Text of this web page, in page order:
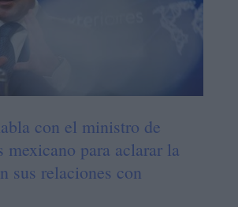
con el ministro de
mexicano para aclarar la
sus relaciones con